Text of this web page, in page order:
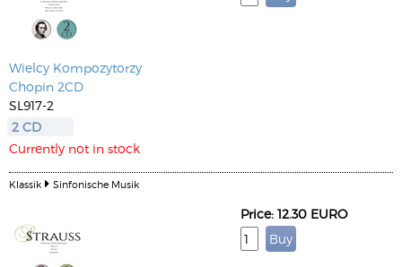
Wielcy Kompozytorzy
Chopin 2CD
SL917-2
2 CD
Currently not in stock
Klassik Sinfonische Musik
Price: 12.30 EURO